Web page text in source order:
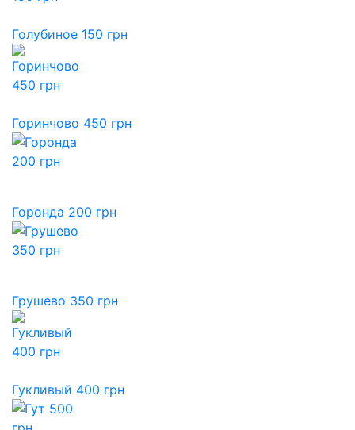
Голубиное 150 грн
Горинчово 450 грн
Горонда 200 грн
Грушево 350 грн
Гукливый 400 грн